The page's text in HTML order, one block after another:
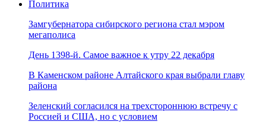
Политика
Замгубернатора сибирского региона стал мэром
мегаполиса
День 1398-й. Самое важное к утру 22 декабря
В Каменском районе Алтайского края выбрали главу
района
Зеленский согласился на трехстороннюю встречу с
Россией и США, но с условием